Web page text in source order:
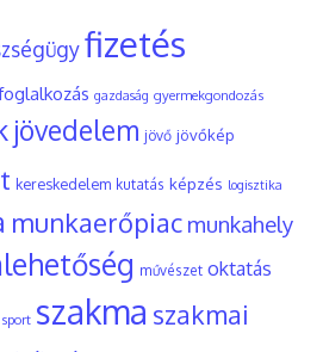
fizetés
gazdaság gyermekgondozás
jövedelem jövő jövőkép
kereskedelem kutatás képzés logisztika
munkaerőpiac munkahely
művészet oktatás
sport szakma szakmai